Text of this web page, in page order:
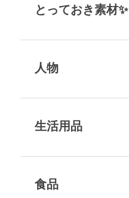
とっておき素材✨
人物
生活用品
食品